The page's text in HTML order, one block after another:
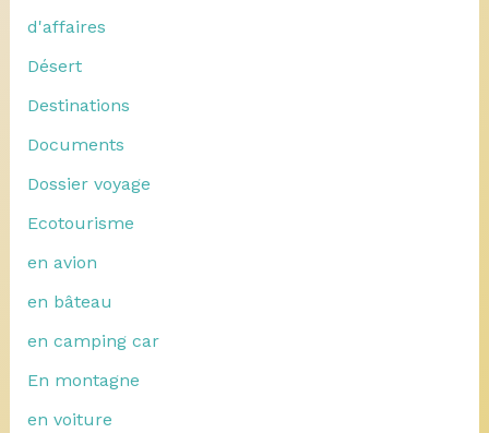
d'affaires
Désert
Destinations
Documents
Dossier voyage
Ecotourisme
en avion
en bâteau
en camping car
En montagne
en voiture